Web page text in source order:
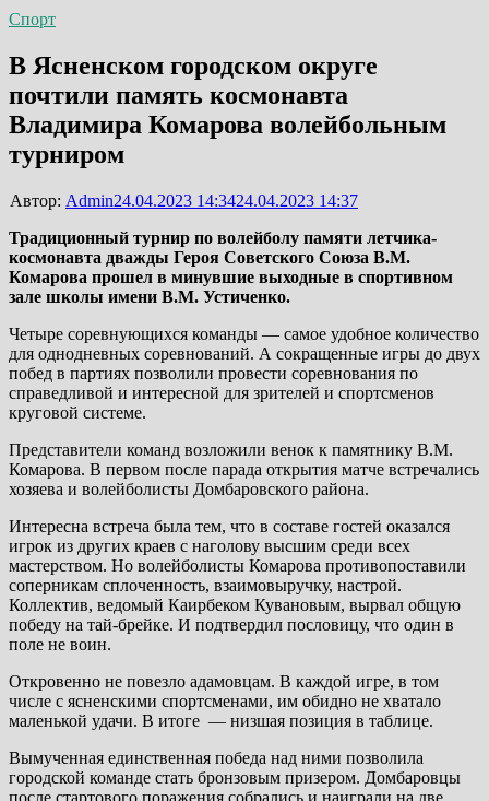
Спорт
В Ясненском городском округе
почтили память космонавта
Владимира Комарова волейбольным
турниром
Автор: Admin24.04.2023 14:3424.04.2023 14:37
Традиционный турнир по волейболу памяти летчика-
космонавта дважды Героя Советского Союза В.М.
Комарова прошел в минувшие выходные в спортивном
зале школы имени В.М. Устиченко.
Четыре соревнующихся команды — самое удобное количество
для однодневных соревнований. А сокращенные игры до двух
побед в партиях позволили провести соревнования по
справедливой и интересной для зрителей и спортсменов
круговой системе.
Представители команд возложили венок к памятнику В.М.
Комарова. В первом после парада открытия матче встречались
хозяева и волейболисты Домбаровского района.
Интересна встреча была тем, что в составе гостей оказался
игрок из других краев с наголову высшим среди всех
мастерством. Но волейболисты Комарова противопоставили
соперникам сплоченность, взаимовыручку, настрой.
Коллектив, ведомый Каирбеком Кувановым, вырвал общую
победу на тай-брейке. И подтвердил пословицу, что один в
поле не воин.
Откровенно не повезло адамовцам. В каждой игре, в том
числе с ясненскими спортсменами, им обидно не хватало
маленькой удачи. В итоге — низшая позиция в таблице.
Вымученная единственная победа над ними позволила
городской команде стать бронзовым призером. Домбаровцы
после стартового поражения собрались и наиграли на две